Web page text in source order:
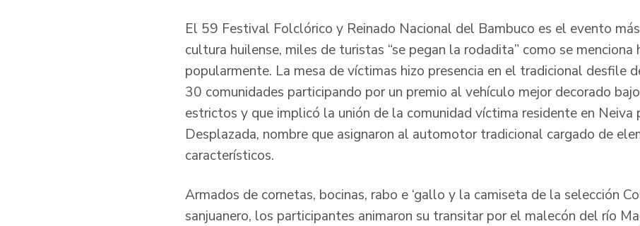
El 59 Festival Folclórico y Reinado Nacional del Bambuco es el evento
cultura huilense, miles de turistas “se pegan la rodadita” como se menciona
popularmente. La mesa de víctimas hizo presencia en el tradicional desfile
30 comunidades participando por un premio al vehículo mejor decorado
estrictos y que implicó la unión de la comunidad víctima residente en Neiva
Desplazada, nombre que asignaron al automotor tradicional cargado de
característicos.
Armados de cornetas, bocinas, rabo e ‘gallo y la camiseta de la selección
sanjuanero, los participantes animaron su transitar por el malecón del río